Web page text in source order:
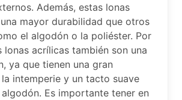
Además, estas lonas
mayor durabilidad que otros
el algodón o la poliéster. Por
lonas acrílicas también son una
ya que tienen una gran
intemperie y un tacto suave
Es importante tener en